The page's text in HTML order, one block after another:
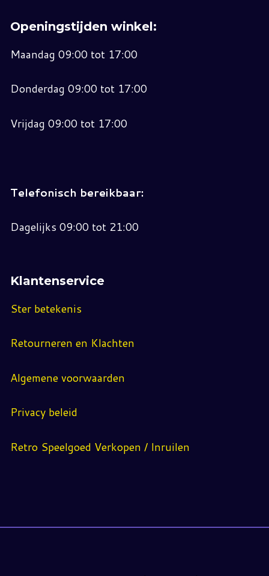
Openingstijden winkel:
Maandag 09:00 tot 17:00
Donderdag 09:00 tot 17:00
Vrijdag 09:00 tot 17:00
Telefonisch bereikbaar:
Dagelijks 09:00 tot 21:00
Klantenservice
Ster betekenis
Retourneren en Klachten
Algemene voorwaarden
Privacy beleid
Retro Speelgoed Verkopen / Inruilen